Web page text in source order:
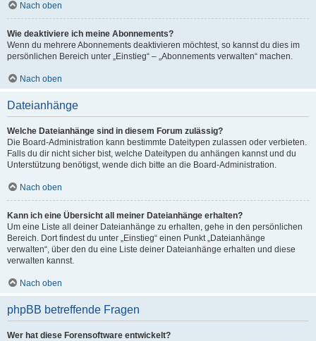
Nach oben
Wie deaktiviere ich meine Abonnements?
Wenn du mehrere Abonnements deaktivieren möchtest, so kannst du dies im
persönlichen Bereich unter „Einstieg“ – „Abonnements verwalten“ machen.
Nach oben
Dateianhänge
Welche Dateianhänge sind in diesem Forum zulässig?
Die Board-Administration kann bestimmte Dateitypen zulassen oder verbieten.
Falls du dir nicht sicher bist, welche Dateitypen du anhängen kannst und du
Unterstützung benötigst, wende dich bitte an die Board-Administration.
Nach oben
Kann ich eine Übersicht all meiner Dateianhänge erhalten?
Um eine Liste all deiner Dateianhänge zu erhalten, gehe in den persönlichen
Bereich. Dort findest du unter „Einstieg“ einen Punkt „Dateianhänge
verwalten“, über den du eine Liste deiner Dateianhänge erhalten und diese
verwalten kannst.
Nach oben
phpBB betreffende Fragen
Wer hat diese Forensoftware entwickelt?